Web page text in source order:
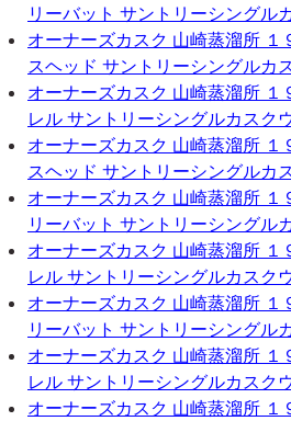
リーバット サントリーシングル
オーナーズカスク 山崎蒸溜所 １
スヘッド サントリーシングルカ
オーナーズカスク 山崎蒸溜所 １
レル サントリーシングルカスク
オーナーズカスク 山崎蒸溜所 １
スヘッド サントリーシングルカ
オーナーズカスク 山崎蒸溜所 １
リーバット サントリーシングル
オーナーズカスク 山崎蒸溜所 １
レル サントリーシングルカスク
オーナーズカスク 山崎蒸溜所 １
リーバット サントリーシングル
オーナーズカスク 山崎蒸溜所 １
レル サントリーシングルカスク
オーナーズカスク 山崎蒸溜所 １